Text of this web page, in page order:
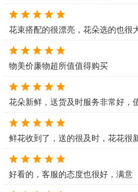
花束搭配的很漂亮，花朵选的也很
物美价廉物超所值值得购买
花朵新鲜，送货及时服务非常好，
鲜花收到了，送的很及时，花花很
好看的，客服的态度也很好，满意